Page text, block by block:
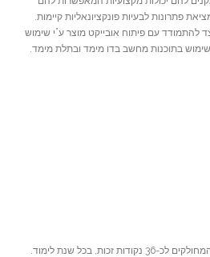
פתרונות לבעיות פונקציונאליות קיימות.
להתמודד עם פיתוח אובייקט מוצר ע”י שימוש
שימוש בתוכנות מחשב בדו מימד ובתלת מימד.